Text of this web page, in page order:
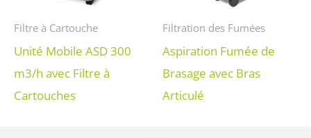
Filtre à Cartouche
Unité Mobile ASD 300
m3/h avec Filtre à
Cartouches
Filtration des Fumées
Aspiration Fumée de
Brasage avec Bras
Articulé